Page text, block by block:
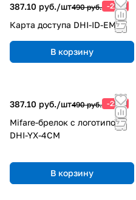
387.10 руб./шт490 руб. -21%
Карта доступа DHI-ID-EM
В корзину
387.10 руб./шт490 руб. -21%
Mifare-брелок с логотипом
DHI-YX-4CM
В корзину